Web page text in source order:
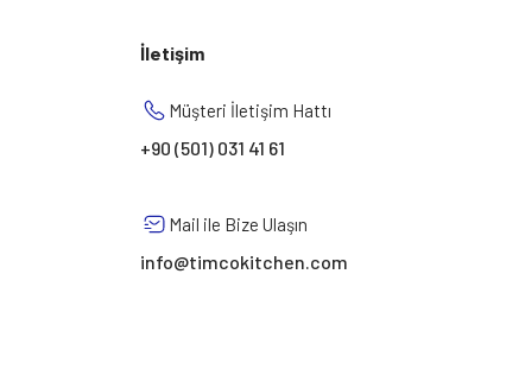
İletişim
Müşteri İletişim Hattı
+90 (501) 031 41 61
Mail ile Bize Ulaşın
info@timcokitchen.com